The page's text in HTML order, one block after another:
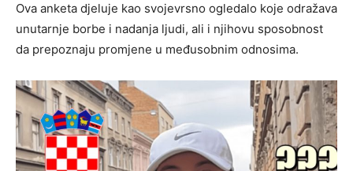
Ova anketa djeluje kao svojevrsno ogledalo koje odražava
unutarnje borbe i nadanja ljudi, ali i njihovu sposobnost
da prepoznaju promjene u međusobnim odnosima.